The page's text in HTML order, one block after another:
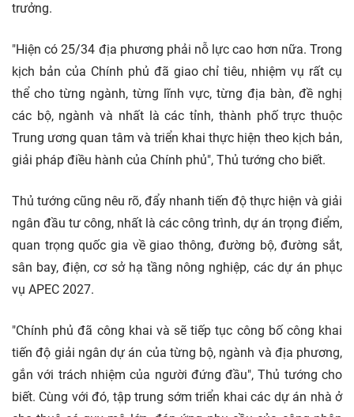
trưởng.
"Hiện có 25/34 địa phương phải nỗ lực cao hơn nữa. Trong
kịch bản của Chính phủ đã giao chỉ tiêu, nhiệm vụ rất cụ
thể cho từng ngành, từng lĩnh vực, từng địa bàn, đề nghị
các bộ, ngành và nhất là các tỉnh, thành phố trực thuộc
Trung ương quan tâm và triển khai thực hiện theo kịch bản,
giải pháp điều hành của Chính phủ", Thủ tướng cho biết.
Thủ tướng cũng nêu rõ, đẩy nhanh tiến độ thực hiện và giải
ngân đầu tư công, nhất là các công trình, dự án trọng điểm,
quan trọng quốc gia về giao thông, đường bộ, đường sắt,
sân bay, điện, cơ sở hạ tầng nông nghiệp, các dự án phục
vụ APEC 2027.
"Chính phủ đã công khai và sẽ tiếp tục công bố công khai
tiến độ giải ngân dự án của từng bộ, ngành và địa phương,
gắn với trách nhiệm của người đứng đầu", Thủ tướng cho
biết. Cùng với đó, tập trung sớm triển khai các dự án nhà ở